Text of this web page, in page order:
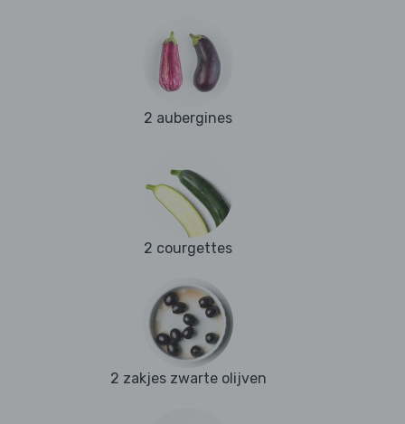
2 aubergines
2 courgettes
2 zakjes zwarte olijven